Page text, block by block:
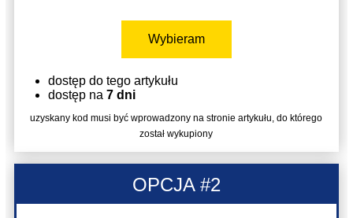
Wybieram
dostęp do tego artykułu
dostęp na 7 dni
uzyskany kod musi być wprowadzony na stronie artykułu, do którego
został wykupiony
OPCJA #2